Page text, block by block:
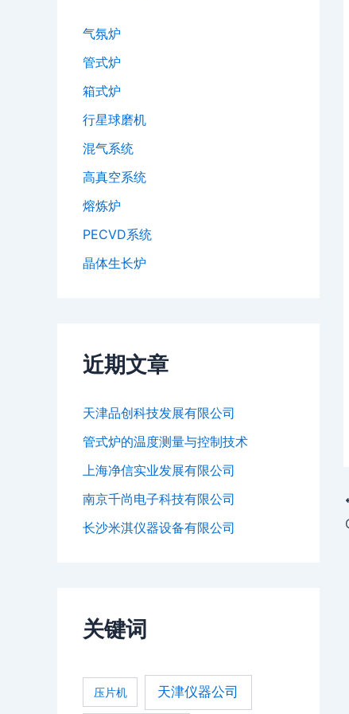
气氛炉
管式炉
箱式炉
行星球磨机
混气系统
高真空系统
熔炼炉
PECVD系统
晶体生长炉
近期文章
天津品创科技发展有限公司
管式炉的温度测量与控制技术
上海净信实业发展有限公司
南京千尚电子科技有限公司
长沙米淇仪器设备有限公司
关键词
压片机 天津仪器公司